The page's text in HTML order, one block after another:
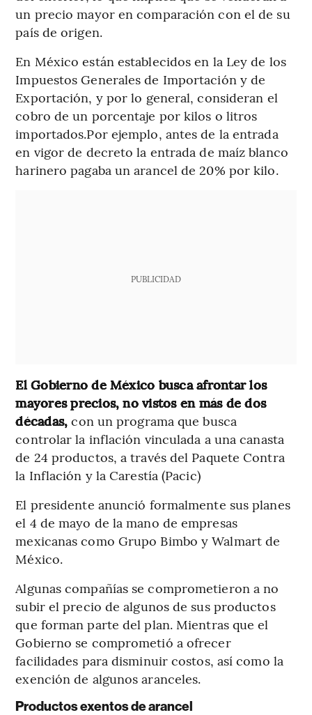
un precio mayor en comparación con el de su
país de origen.
En México están establecidos en la Ley de los
Impuestos Generales de Importación y de
Exportación, y por lo general, consideran el
cobro de un porcentaje por kilos o litros
importados.Por ejemplo, antes de la entrada
en vigor de decreto la entrada de maíz blanco
harinero pagaba un arancel de 20% por kilo.
PUBLICIDAD
El Gobierno de México busca afrontar los
mayores precios, no vistos en más de dos
décadas, con un programa que busca
controlar la inflación vinculada a una canasta
de 24 productos, a través del Paquete Contra
la Inflación y la Carestía (Pacic)
El presidente anunció formalmente sus planes
el 4 de mayo de la mano de empresas
mexicanas como Grupo Bimbo y Walmart de
México.
Algunas compañías se comprometieron a no
subir el precio de algunos de sus productos
que forman parte del plan. Mientras que el
Gobierno se comprometió a ofrecer
facilidades para disminuir costos, así como la
exención de algunos aranceles.
Productos exentos de arancel